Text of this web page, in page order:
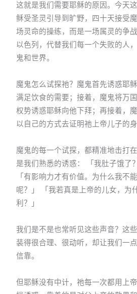
这就是我们需要耶稣的原因。今天
稣受圣灵引导到旷野，四十天接受
场灵命的操练，而是一场属灵的争
以色列，代替我们每一个失败的人
鬼和世界。
魔鬼怎么试探祂？魔鬼首先诱惑耶
满足饮食的需要；接着，魔鬼将万
权势诱惑耶稣向他下拜；再接着，
以自己的方式去证明祂上帝儿子的身
魔鬼的每一个试探，都精准地击打
是我们熟悉的诱惑： 「我肚子饿了
「有影响力才有价值。为什么我不
呢？」 「我若真是上帝的儿女，为
利？」
我们是不是也常听见这些声音？这
装得很合理、很动听，却让我们一
信靠。
但耶稣没有中计，祂每一次都用上